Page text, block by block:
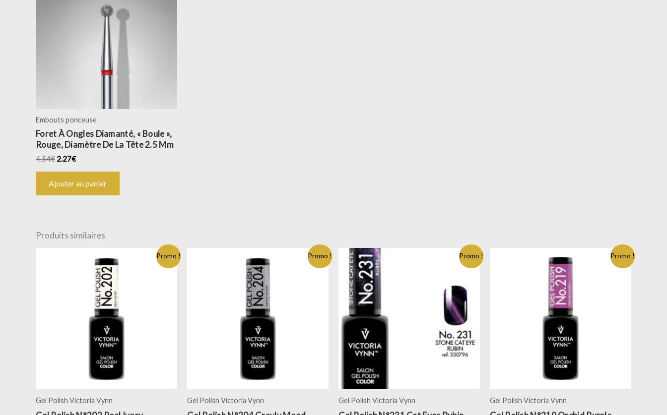
Embouts ponceuse
Foret À Ongles Diamanté, « Boule »,
Rouge, Diamètre De La Tête 2.5 Mm
4.54€ 2.27€
Ajouter au panier
Produits similaires
Promo !
Gel Polish Victoria Vynn
Promo !
Gel Polish Victoria Vynn
Promo !
Gel Polish Victoria Vynn
Promo !
Gel Polish Victoria Vynn